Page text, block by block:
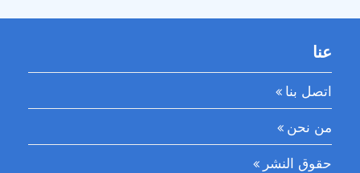
عنا
اتصل بنا
من نحن
حقوق النشر